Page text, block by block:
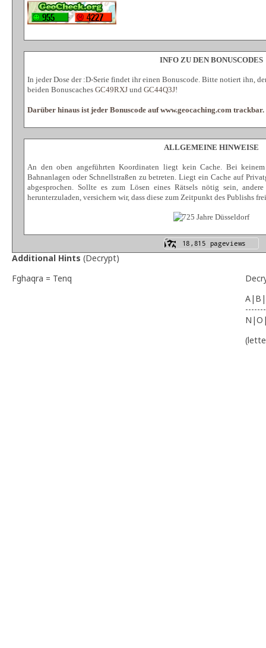
INFO ZU DEN BONUSCODES
In jeder Dose der :D-Serie findet ihr einen Bonuscode. Bitte notiert ihn,
beiden Bonuscaches GC49RXJ und GC44Q3J!
Darüber hinaus ist jeder Bonuscode auf www.geocaching.com trackbar.
ALLGEMEINE HINWEISE
An den oben angeführten Koordinaten liegt kein Cache. Bei
Bahnanlagen oder Schnellstraßen zu betreten. Liegt ein Cache auf
abgesprochen. Sollte es zum Lösen eines Rätsels nötig sein,
herunterzuladen, versichern wir, dass diese zum Zeitpunkt des Publishs
Additional Hints (Decrypt)
Fghaqra = Tenq